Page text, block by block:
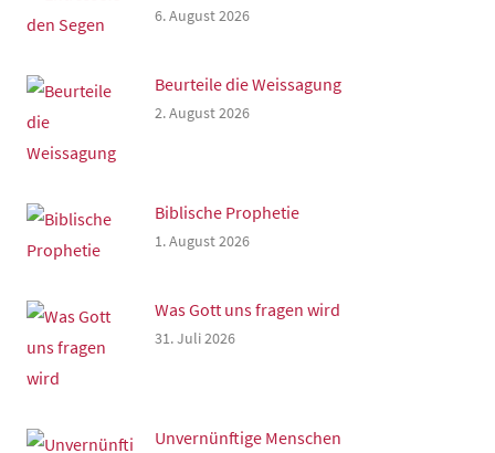
6. August 2026
Beurteile die Weissagung
2. August 2026
Biblische Prophetie
1. August 2026
Was Gott uns fragen wird
31. Juli 2026
Unvernünftige Menschen